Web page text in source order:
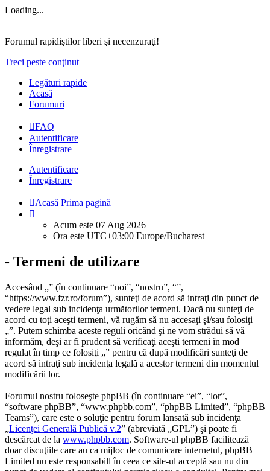
Loading...
Forumul rapidiştilor liberi şi necenzuraţi!
Treci peste conţinut
Legături rapide
Acasă
Forumuri
FAQ
Autentificare
Înregistrare
Autentificare
Înregistrare
Acasă Prima pagină
Acum este 07 Aug 2026
Ora este UTC+03:00 Europe/Bucharest
- Termeni de utilizare
Accesând „” (în continuare “noi”, “nostru”, “”,
“https://www.fzr.ro/forum”), sunteţi de acord să intraţi din punct de
vedere legal sub incidenţa următorilor termeni. Dacă nu sunteţi de
acord cu toţi aceşti termeni, vă rugăm să nu accesaţi şi/sau folosiţi
„”. Putem schimba aceste reguli oricând şi ne vom strădui să vă
informăm, deşi ar fi prudent să verificaţi aceşti termeni în mod
regulat în timp ce folosiţi „” pentru că după modificări sunteţi de
acord să intraţi sub incidenţa legală a acestor termeni din momentul
modificării lor.
Forumul nostru foloseşte phpBB (în continuare “ei”, “lor”,
“software phpBB”, “www.phpbb.com”, “phpBB Limited”, “phpBB
Teams”), care este o soluţie pentru forum lansată sub incidenţa
„Licenţei Generală Publică v.2” (abreviată „GPL”) şi poate fi
descărcat de la www.phpbb.com. Software-ul phpBB facilitează
doar discuţiile care au ca mijloc de comunicare internetul, phpBB
Limited nu este responsabill în ceea ce site-ul acceptă sau nu din